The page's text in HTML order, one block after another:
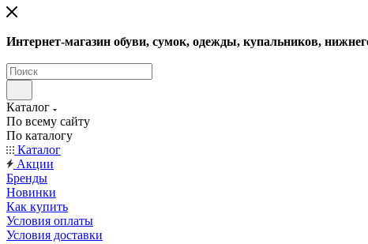
Интернет-магазин обуви, сумок, одежды, купальников,
Каталог
По всему сайту
По каталогу
Каталог
Акции
Бренды
Новинки
Как купить
Условия оплаты
Условия доставки